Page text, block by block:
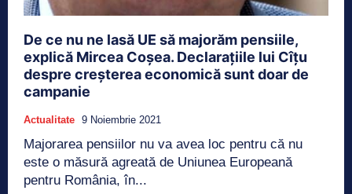
De ce nu ne lasă UE să majorăm pensiile,
explică Mircea Coșea. Declarațiile lui Cîțu
despre creșterea economică sunt doar de
campanie
Actualitate 9 Noiembrie 2021
Majorarea pensiilor nu va avea loc pentru că nu
este o măsură agreată de Uniunea Europeană
pentru România, în...